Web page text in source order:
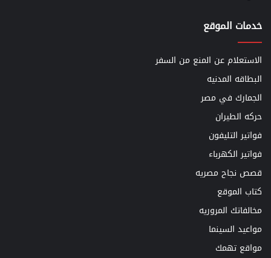
خدمات الموقع
الاستعلام عن المنع من السفر
البطاقه المدنيه
الجمارك في مصر
حركه الطيران
فواتير التليفون
فواتير الكهرباء
قصص نجاح مصريه
كتاب الموقع
مخالفاتك المروريه
مواعيد السينما
مواقع تهمك